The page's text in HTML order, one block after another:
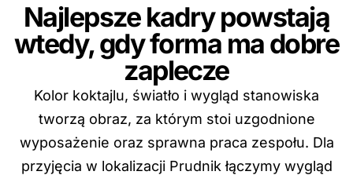
Najlepsze kadry powstają
wtedy, gdy forma ma dobre
zaplecze
Kolor koktajlu, światło i wygląd stanowiska
tworzą obraz, za którym stoi uzgodnione
wyposażenie oraz sprawna praca zespołu. Dla
przyjęcia w lokalizacji Prudnik łączymy wygląd